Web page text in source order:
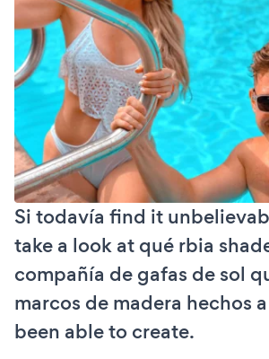
Si todavía find it
take a look at qué rbia
compañía de gafas de sol
marcos de madera hechos
been able to create.